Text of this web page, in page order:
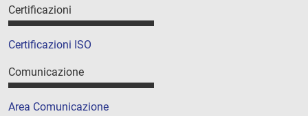
Certificazioni
Certificazioni ISO
Comunicazione
Area Comunicazione